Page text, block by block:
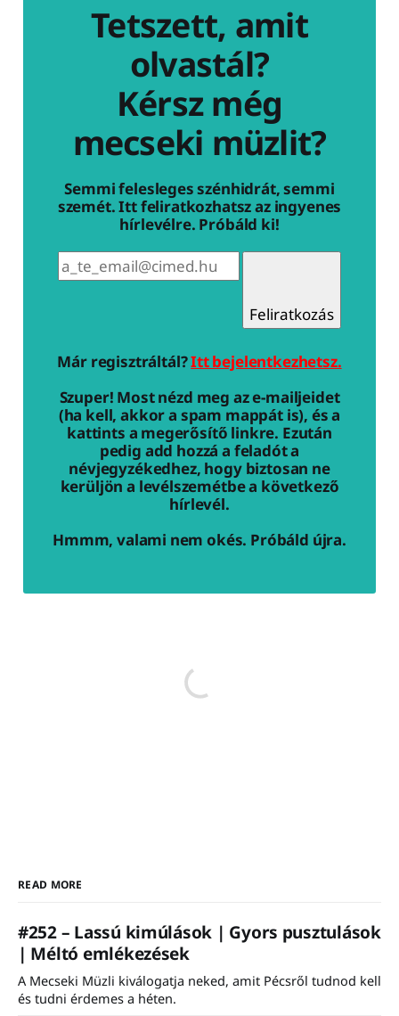
Tetszett, amit
olvastál?
Kérsz még
mecseki müzlit?
Semmi felesleges szénhidrát, semmi
szemét. Itt feliratkozhatsz az ingyenes
hírlevélre. Próbáld ki!
Feliratkozás
Már regisztráltál?Itt bejelentkezhetsz.
Szuper! Most nézd meg az e-mailjeidet
(ha kell, akkor a spam mappát is), és a
kattints a megerősítő linkre. Ezután
pedig add hozzá a feladót a
névjegyzékedhez, hogy biztosan ne
kerüljön a levélszemétbe a következő
hírlevél.
Hmmm, valami nem okés. Próbáld újra.
READ MORE
#252 – Lassú kimúlások | Gyors pusztulások
| Méltó emlékezések
A Mecseki Müzli kiválogatja neked, amit Pécsről tudnod kell
és tudni érdemes a héten.